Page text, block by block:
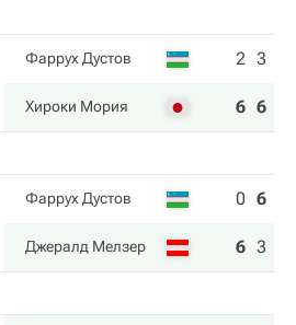
Фаррух Дустов 2 3
Хироки Мория 6 6
Фаррух Дустов 0 6
Джералд Мелзер 6 3